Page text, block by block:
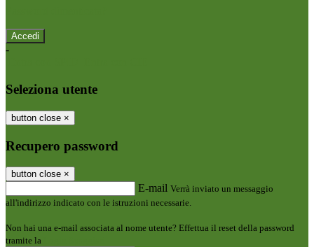
-
Seleziona utente
button close ×
Recupero password
button close ×
E-mail Verrà inviato un messaggio
all'indirizzo indicato con le istruzioni necessarie.
Non hai una e-mail associata al nome utente? Effettua il reset della password
tramite la